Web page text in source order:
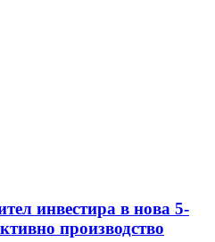
инвестира в нова 5-
производство